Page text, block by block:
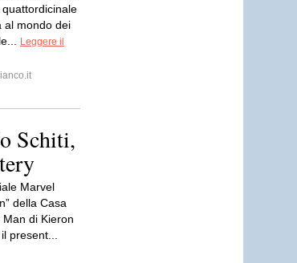
al mondo dei
Leggere il
Schiti,
Marvel
della Casa
di Kieron
present...